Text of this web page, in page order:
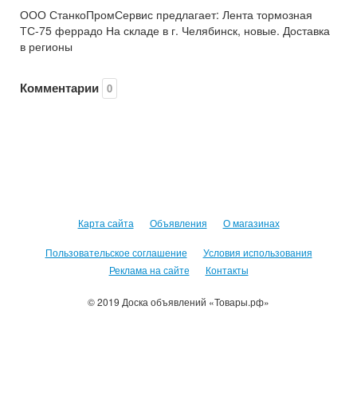
ООО СтанкоПромСервис предлагает: Лента тормозная
ТС-75 феррадо На складе в г. Челябинск, новые. Доставка
в регионы
Комментарии 0
Карта сайта Объявления О магазинах
Пользовательское соглашение
Условия использования
Реклама на сайте
Контакты
© 2019 Доска объявлений «Товары.рф»